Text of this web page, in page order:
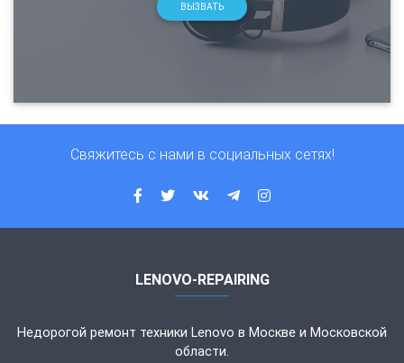
ВЫЗВАТЬ
Свяжитесь с нами в социальных сетях!
LENOVO-REPAIRING
Недорогой ремонт техники Lenovo в Москве и Московской
области.